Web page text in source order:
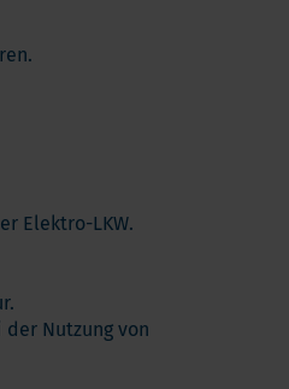
Elektro-LKW.
Nutzung von